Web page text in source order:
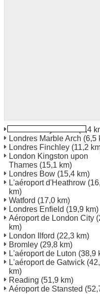
Londres Bayswater(5,4
Londres Marble Arch (6,5
Londres Finchley (11,2
London Kingston upon
Thames (15,1 km)
Londres Bow (15,4 km)
L'aéroport d'Heathrow
km)
Watford (17,0 km)
Londres Enfield (19,9 km)
Aéroport de London City
km)
London Ilford (22,3 km)
Bromley (29,8 km)
L'aéroport de Luton (38,9
L'aéroport de Gatwick
km)
Reading (51,9 km)
Aéroport de Stansted